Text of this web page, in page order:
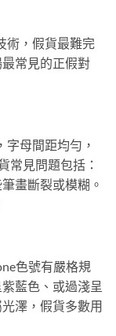
術，假貨最難完
常見的正假對
字母間距均勻，
常見問題包括：
畫斷裂或模糊。
色號有嚴格規
藍色、或過淺呈
澤，假貨多數用